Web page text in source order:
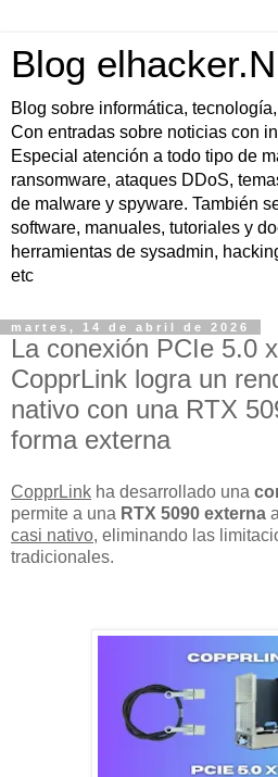
Blog
Blog sobre informática,
Con entradas sobre noticias con
Especial atención a todo tipo de
ransomware, ataques DDoS,
de malware y spyware. También
software, manuales, tutoriales y
herramientas de sysadmin,
etc
martes, 14 de abril de 2026
La conexión PCIe 5.0
CopprLink logra un
nativo con una RTX
forma externa
CopprLink ha desarrollado una
permite a una RTX 5090 externa
casi nativo, eliminando las
tradicionales.